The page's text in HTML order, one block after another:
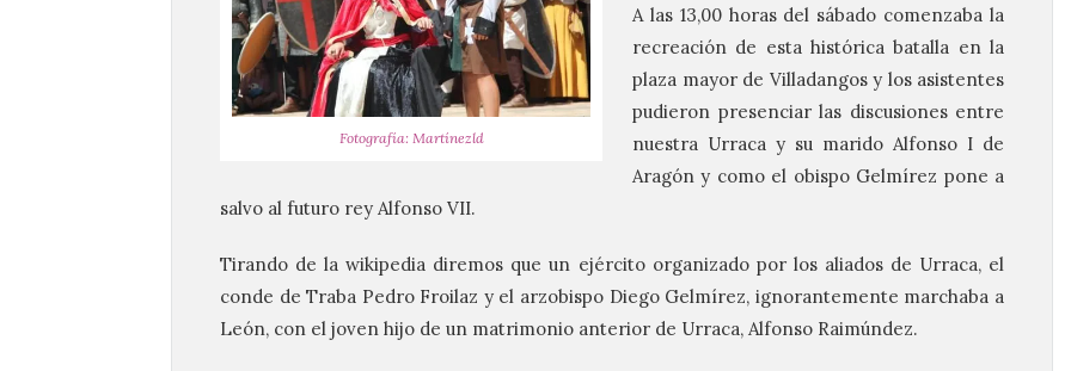
Fotografía: Martínezld
A las 13,00 horas del sábado comenzaba la
recreación de esta histórica batalla en la
plaza mayor de Villadangos y los asistentes
pudieron presenciar las discusiones entre
nuestra Urraca y su marido Alfonso I de
Aragón y como el obispo Gelmírez pone a
salvo al futuro rey Alfonso VII.
Tirando de la wikipedia diremos que un ejército organizado por los aliados de Urraca, el
conde de Traba Pedro Froilaz y el arzobispo Diego Gelmírez, ignorantemente marchaba a
León, con el joven hijo de un matrimonio anterior de Urraca, Alfonso Raimúndez.